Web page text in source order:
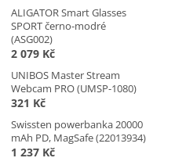
ALIGATOR Smart Glasses
SPORT černo-modré
(ASG002)
2 079 Kč
UNIBOS Master Stream
Webcam PRO (UMSP-1080)
321 Kč
Swissten powerbanka 20000
mAh PD, MagSafe (22013934)
1 237 Kč